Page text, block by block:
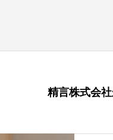
精言株式会社